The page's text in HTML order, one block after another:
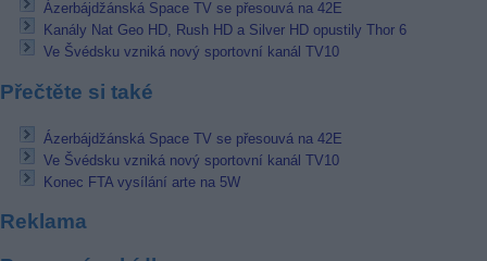
Ázerbájdžánská Space TV se přesouvá na 42E
Kanály Nat Geo HD, Rush HD a Silver HD opustily Thor 6
Ve Švédsku vzniká nový sportovní kanál TV10
Přečtěte si také
Ázerbájdžánská Space TV se přesouvá na 42E
Ve Švédsku vzniká nový sportovní kanál TV10
Konec FTA vysílání arte na 5W
Reklama